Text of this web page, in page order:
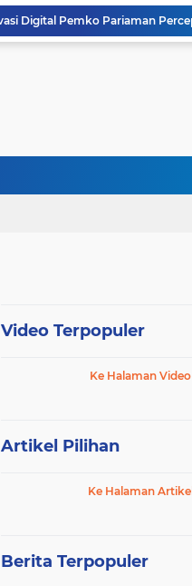
Video Terpopuler
Ke Halaman Video
Artikel Pilihan
Ke Halaman Artikel
Berita Terpopuler